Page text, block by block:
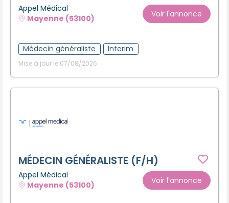
Appel Médical
Mayenne (53100)
Voir l'annonce
Médecin généraliste Interim
Mise à jour le 07/08/2026
MÉDECIN GÉNÉRALISTE (F/H)
Appel Médical
Mayenne (53100)
Voir l'annonce